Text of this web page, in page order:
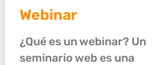
Webinar
¿Qué es un webinar? Un
seminario web es una